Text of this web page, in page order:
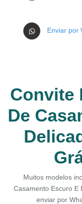
Enviar por
Convite
De
Muitos modelos
Casamento Escuro E
enviar por